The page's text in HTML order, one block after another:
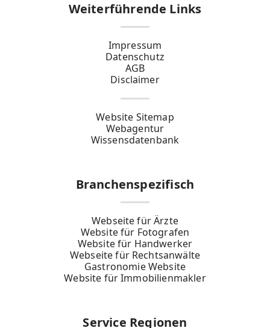
Weiterführende Links
Impressum
Datenschutz
AGB
Disclaimer
Website Sitemap
Webagentur
Wissensdatenbank
Branchenspezifisch
Webseite für Ärzte
Website für Fotografen
Website für Handwerker
Webseite für Rechtsanwälte
Gastronomie Website
Website für Immobilienmakler
Service Regionen